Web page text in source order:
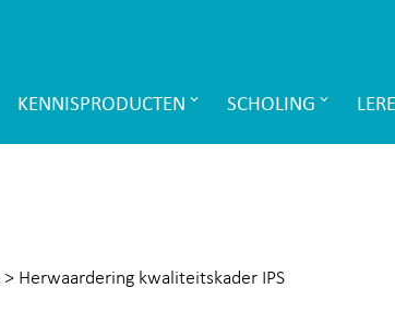
KENNISPRODUCTEN SCHOLING
> Herwaardering kwaliteitskader IPS